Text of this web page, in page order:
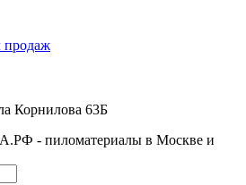
продаж
Корнилова 63Б
- пиломатериалы в Москве и